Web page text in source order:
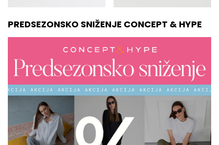
PREDSEZONSKO SNIŽENJE CONCEPT & HYPE